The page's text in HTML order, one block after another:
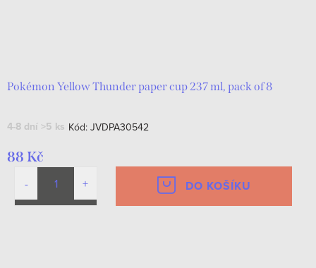
Pokémon Yellow Thunder paper cup 237 ml, pack of 8
4-8 dní >5 ks Kód: JVDPA30542
88 Kč
DO KOŠÍKU